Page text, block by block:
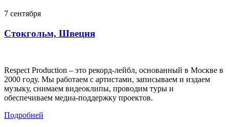
7 сентября
Стокгольм, Швеция
Respect Production – это рекорд-лейбл, основанный в Москве в
2000 году. Мы работаем с артистами, записываем и издаем
музыку, снимаем видеоклипы, проводим туры и
обеспечиваем медиа-поддержку проектов.
Подробней